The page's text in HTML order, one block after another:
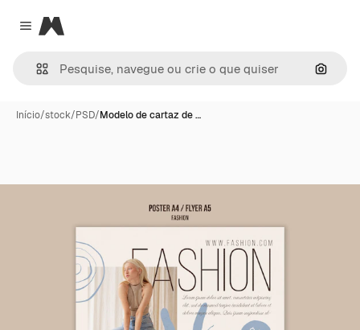
Close menu
Magnific
Início/stock/PSD/Modelo de cartaz de …